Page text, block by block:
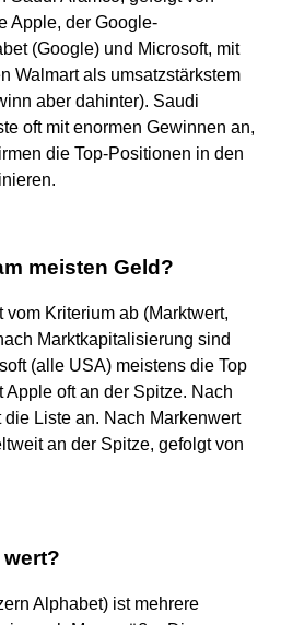
Apple, der Google-
(Google) und Microsoft, mit
Walmart als umsatzstärkstem
aber dahinter). Saudi
oft mit enormen Gewinnen an,
die Top-Positionen in den
meisten Geld?
Kriterium ab (Marktwert,
Marktkapitalisierung sind
(alle USA) meistens die Top
Apple oft an der Spitze. Nach
die Liste an. Nach Markenwert
an der Spitze, gefolgt von
Alphabet) ist mehrere